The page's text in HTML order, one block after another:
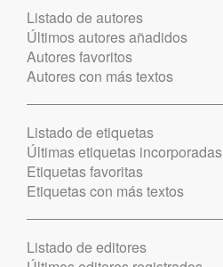
Listado de autores
Últimos autores añadidos
Autores favoritos
Autores con más textos
Listado de etiquetas
Últimas etiquetas incorporadas
Etiquetas favoritas
Etiquetas con más textos
Listado de editores